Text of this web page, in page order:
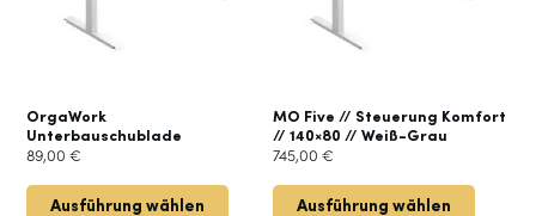
OrgaWork
Unterbauschublade
89,00 €
Ausführung wählen
Optionen
der
Produktseite
gewählt
werden
MO Five // Steuerung Komfort
// 140×80 // Weiß-Grau
745,00€
Ausführung wählen